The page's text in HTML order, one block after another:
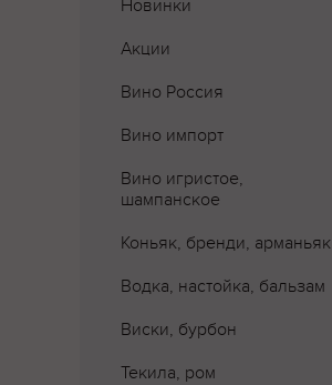
Новинки
Акции
Вино Россия
Вино импорт
Вино игристое,
шампанское
Коньяк, бренди, арманьяк
Водка, настойка, бальзам
Виски, бурбон
Текила, ром